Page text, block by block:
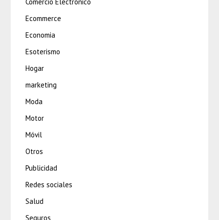
Ecommerce
Economia
Esoterismo
Hogar
marketing
Moda
Motor
Móvil
Otros
Publicidad
Redes sociales
Salud
Seguros